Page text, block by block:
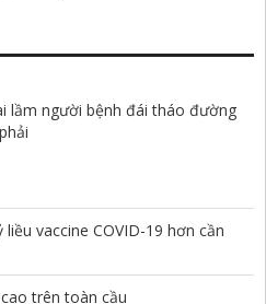
lầm người bệnh đái tháo đường
vaccine COVID-19 hơn cần
trên toàn cầu